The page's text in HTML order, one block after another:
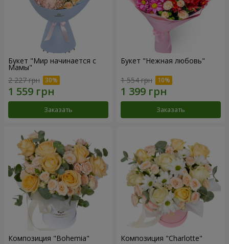
Букет "Мир начинается с
Мамы"
2 227 грн
Заказать
Букет "Нежная любовь"
1 554 грн
Заказать
Композиция "Bohemia" Композиция "Charlotte"